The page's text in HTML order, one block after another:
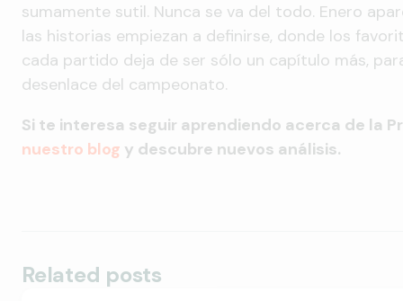
sumamente sutil. Nunca se va del todo. Enero
las historias empiezan a definirse, donde los
cada partido deja de ser sólo un capítulo más,
desenlace del campeonato.
Si te interesa seguir aprendiendo acerca de la
nuestro blog y descubre nuevos análisis.
Related posts